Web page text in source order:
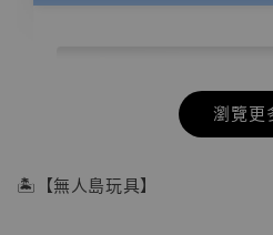
瀏覽更
🏝【無人島玩具】